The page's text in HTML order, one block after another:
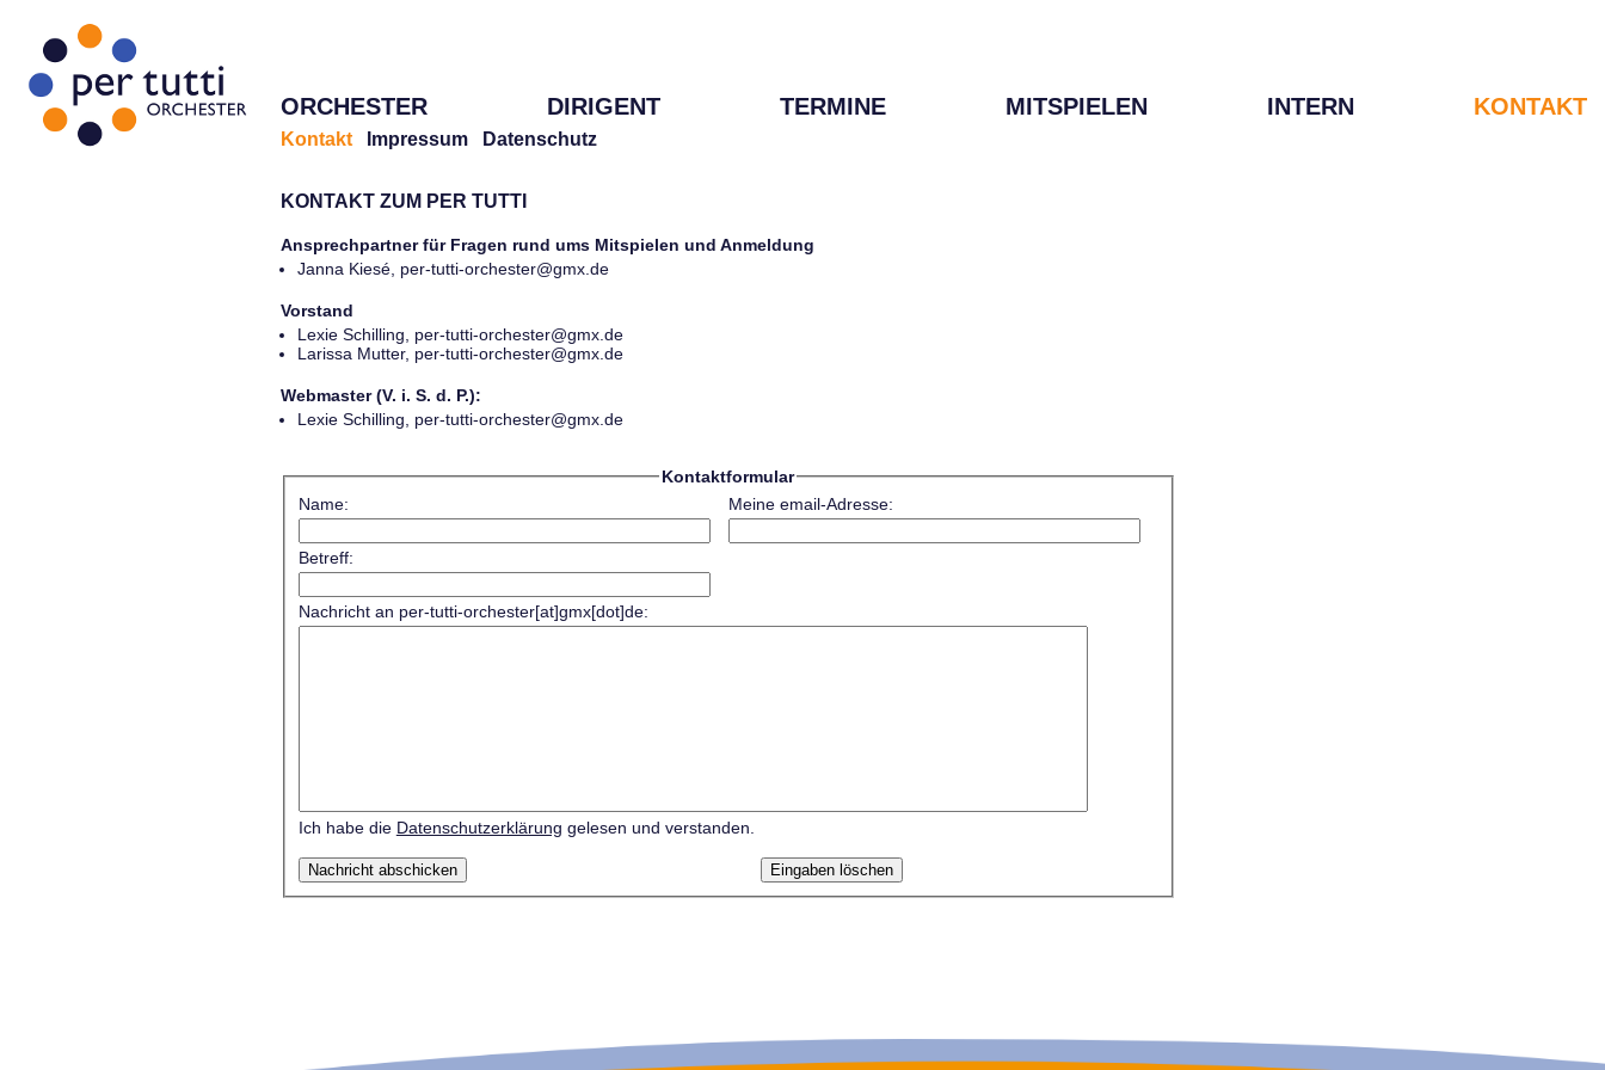
ORCHESTER DIRIGENT TERMINE MITSPIELEN INTERN KONTAKT
Kontakt Impressum Datenschutz
KONTAKT ZUM PER TUTTI
Ansprechpartner für Fragen rund ums Mitspielen und Anmeldung
Janna Kiesé, per-tutti-orchester@gmx.de
Vorstand
Lexie Schilling, per-tutti-orchester@gmx.de
Larissa Mutter, per-tutti-orchester@gmx.de
Webmaster (V. i. S. d. P.):
Lexie Schilling, per-tutti-orchester@gmx.de
Kontaktformular
Name:
Meine email-Adresse:
Betreff:
Nachricht an per-tutti-orchester[at]gmx[dot]de:
Ich habe die Datenschutzerklärung gelesen und verstanden.